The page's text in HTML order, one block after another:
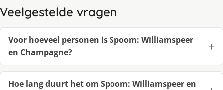
Veelgestelde vragen
Voor hoeveel personen is Spoom: Williamspeer
en Champagne?
Hoe lang duurt het om Spoom: Williamspeer en